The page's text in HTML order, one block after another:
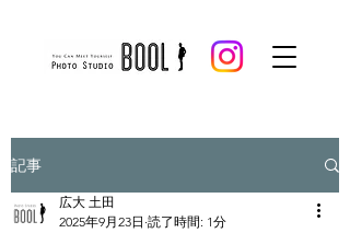
記事
広大 土田
2025年9月23日 読了時間: 1分